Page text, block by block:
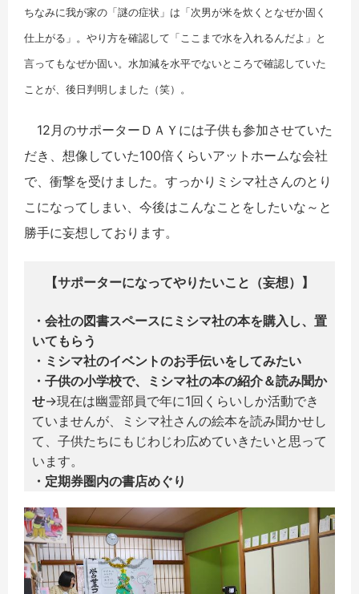
ちなみに我が家の「謎の症状」は「 次男が米を炊くとなぜか固く
仕上がる」。 やり方を確認して「ここまで水を入れるんだよ」と
言ってもなぜか固い。 水加減を水平でないところで確認していた
ことが、後日判明しました（笑）。
12月のサポーターＤＡＹには子供も参加させていた
だき、想像していた100倍くらいアットホームな会社
で、衝撃を受けました。すっかりミシマ社さんのとり
こになってしまい、今後はこんなことをしたいな～と
勝手に妄想しております。
【サポーターになってやりたいこと（妄想）】
・会社の図書スペースにミシマ社の本を購入し、置
いてもらう
・ ミシマ社のイベントのお手伝いをしてみたい
・ 子供の小学校で、ミシマ社の本の紹介＆読み聞か
せ→現在は幽霊部員で年に1回くらいしか活動でき
ていませんが、ミシマ社さんの絵本を読み聞かせし
て、子供たちにもじわじわ広めていきたいと思って
います。
・定期券圏内の書店めぐり